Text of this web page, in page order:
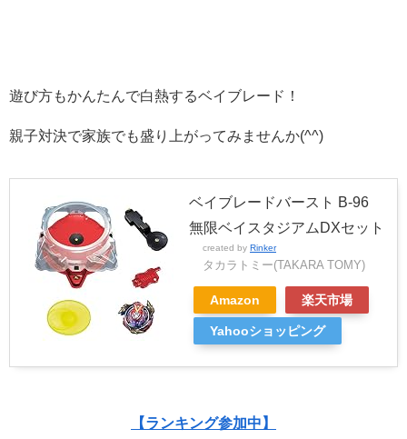
遊び方もかんたんで白熱するベイブレード！
親子対決で家族でも盛り上がってみませんか(^^)
ベイブレードバースト B-96
無限ベイスタジアムDXセット
created by Rinker
タカラトミー(TAKARA TOMY)
Amazon 楽天市場
Yahooショッピング
【ランキング参加中】